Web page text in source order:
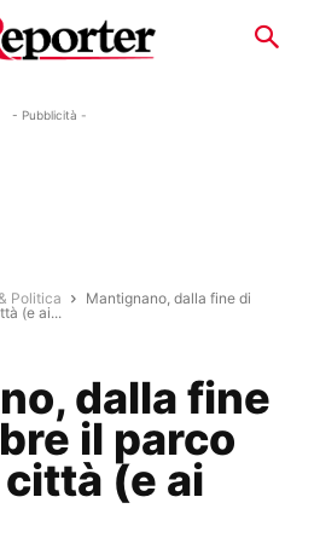
- Pubblicità -
Politica
Mantignano, dalla fine di
(e ai...
dalla fine
il parco
(e ai